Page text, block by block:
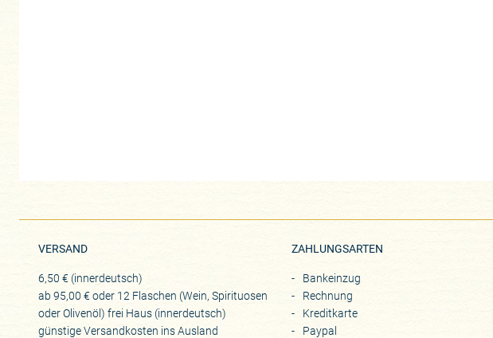
VERSAND
6,50 € (innerdeutsch)
ab 95,00 € oder 12 Flaschen (Wein, Spirituosen
oder Olivenöl) frei Haus (innerdeutsch)
günstige Versandkosten ins Ausland
ZAHLUNGSARTEN
Bankeinzug
Rechnung
Kreditkarte
Paypal